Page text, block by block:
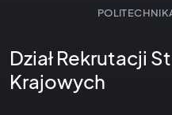
Dział Rekrutacji
Krajowych